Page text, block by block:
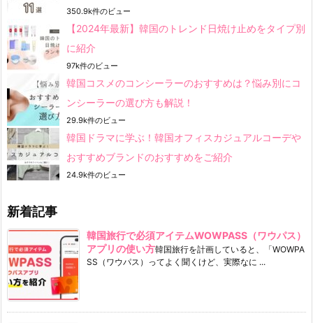
350.9k件のビュー
【2024年最新】韓国のトレンド日焼け止めをタイプ別
に紹介
97k件のビュー
韓国コスメのコンシーラーのおすすめは？悩み別にコ
ンシーラーの選び方も解説！
29.9k件のビュー
韓国ドラマに学ぶ！韓国オフィスカジュアルコーデや
おすすめブランドのおすすめをご紹介
24.9k件のビュー
新着記事
韓国旅行で必須アイテムWOWPASS（ワウパス）
アプリの使い方韓国旅行を計画していると、「WOWPA
SS（ワウパス）ってよく聞くけど、実際なに ...